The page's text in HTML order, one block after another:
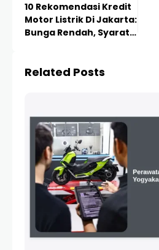
10 Rekomendasi Kredit
Motor Listrik Di Jakarta:
Bunga Rendah, Syarat
Related Posts